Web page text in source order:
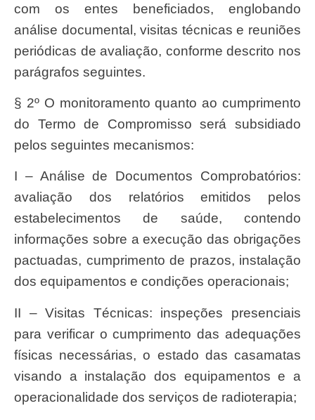
com os entes beneficiados, englobando
análise documental, visitas técnicas e reuniões
periódicas de avaliação, conforme descrito nos
parágrafos seguintes.
§ 2º O monitoramento quanto ao cumprimento
do Termo de Compromisso será subsidiado
pelos seguintes mecanismos:
I – Análise de Documentos Comprobatórios:
avaliação dos relatórios emitidos pelos
estabelecimentos de saúde, contendo
informações sobre a execução das obrigações
pactuadas, cumprimento de prazos, instalação
dos equipamentos e condições operacionais;
II – Visitas Técnicas: inspeções presenciais
para verificar o cumprimento das adequações
físicas necessárias, o estado das casamatas
visando a instalação dos equipamentos e a
operacionalidade dos serviços de radioterapia;